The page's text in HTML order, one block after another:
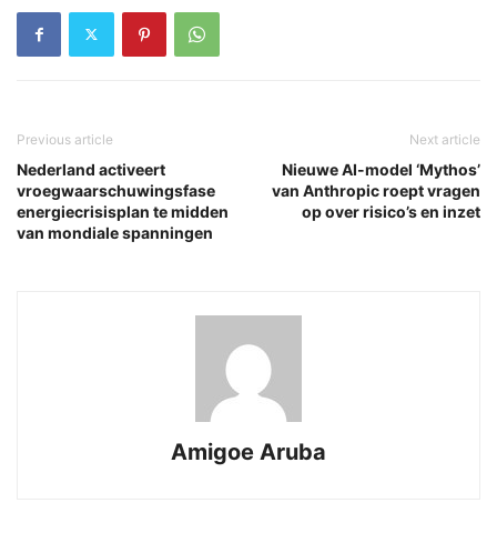
Previous article
Nederland activeert
vroegwaarschuwingsfase
energiecrisisplan te midden
van mondiale spanningen
Next article
Nieuwe AI-model ‘Mythos’
van Anthropic roept vragen
op over risico’s en inzet
Amigoe Aruba